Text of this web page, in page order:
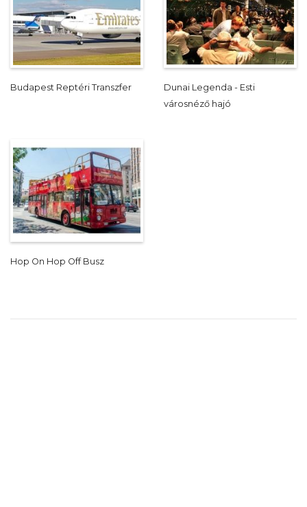
Budapest Reptéri Transzfer
Dunai Legenda - Esti
városnéző hajó
Hop On Hop Off Busz